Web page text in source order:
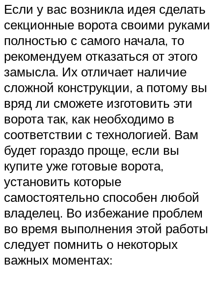
Если у вас возникла идея сделать
секционные ворота своими руками
полностью с самого начала, то
рекомендуем отказаться от этого
замысла. Их отличает наличие
сложной конструкции, а потому вы
вряд ли сможете изготовить эти
ворота так, как необходимо в
соответствии с технологией. Вам
будет гораздо проще, если вы
купите уже готовые ворота,
установить которые
самостоятельно способен любой
владелец. Во избежание проблем
во время выполнения этой работы
следует помнить о некоторых
важных моментах: